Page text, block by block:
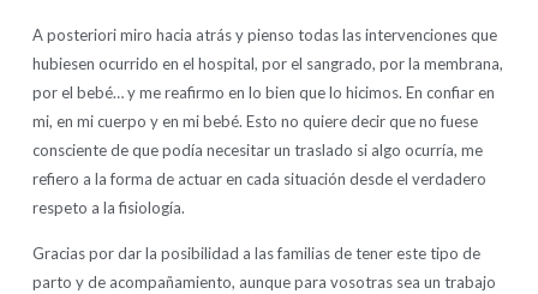
A posteriori miro hacia atrás y pienso todas las intervenciones que
hubiesen ocurrido en el hospital, por el sangrado, por la membrana,
por el bebé… y me reafirmo en lo bien que lo hicimos. En confiar en
mi, en mi cuerpo y en mi bebé. Esto no quiere decir que no fuese
consciente de que podía necesitar un traslado si algo ocurría, me
refiero a la forma de actuar en cada situación desde el verdadero
respeto a la fisiología.
Gracias por dar la posibilidad a las familias de tener este tipo de
parto y de acompañamiento, aunque para vosotras sea un trabajo